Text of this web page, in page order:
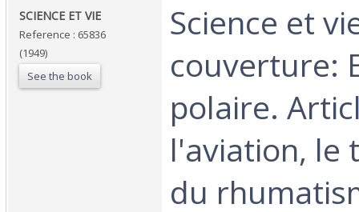
‎SCIENCE ET VIE ‎
Reference : 65836
(1949)
See the book
‎Science et
couverture:
polaire.
l'aviation, le
du